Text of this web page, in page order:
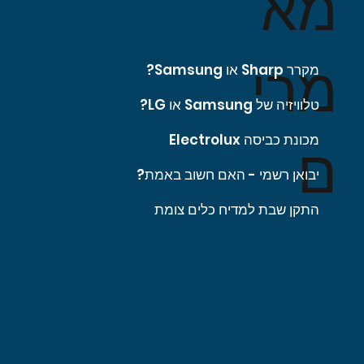
מרי
ם
מקרר Sharp או Samsung?
טלוויזיה של Samsung או LG?
מכונת כביסה Electrolux
יבואן רשמי - האם חשוב באמת?
התקן שבת למדיח כלים צומת